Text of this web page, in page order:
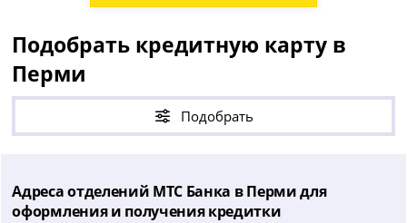
Подобрать кредитную карту в
Перми
Подобрать
Адреса отделений МТС Банка в Перми для
оформления и получения кредитки